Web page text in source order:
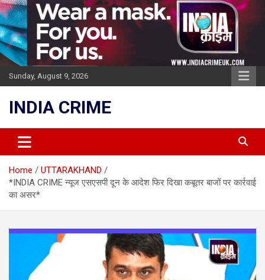
Skip
to
content
Sunday, August 9, 2026
INDIA CRIME
Home
UTTARAKHAND
*INDIA CRIME न्यूज एसएसपी दून के आदेश फिर दिखा कबूतर बाजों पर कार्रवाई
का असर*